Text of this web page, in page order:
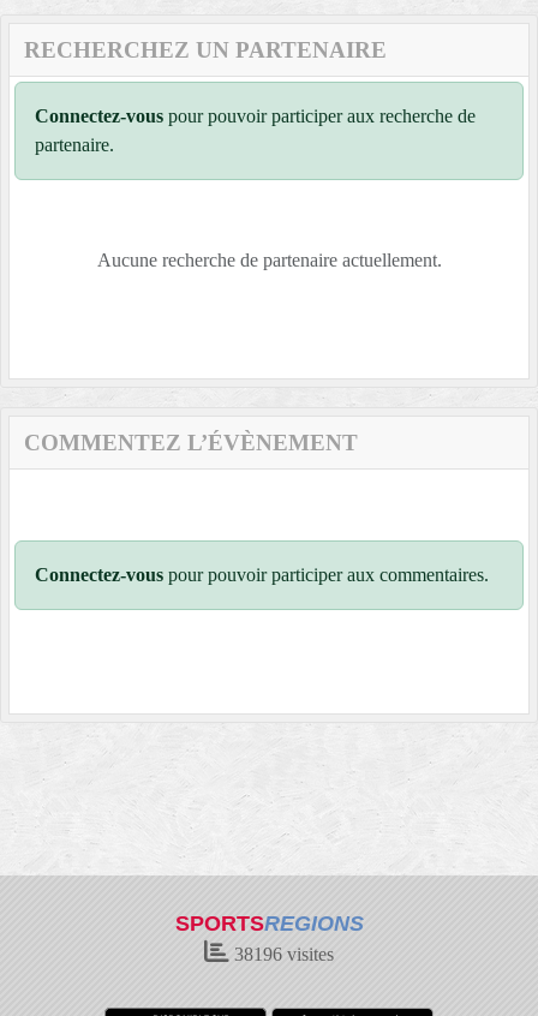
RECHERCHEZ UN PARTENAIRE
Connectez-vous pour pouvoir participer aux recherche de
partenaire.
Aucune recherche de partenaire actuellement.
COMMENTEZ L’ÉVÈNEMENT
Connectez-vous pour pouvoir participer aux commentaires.
SPORTSREGIONS
38196 visites